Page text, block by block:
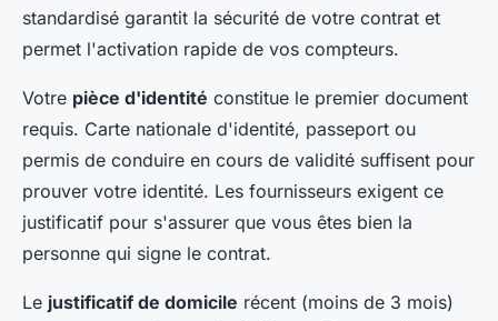
standardisé garantit la sécurité de votre contrat et
permet l'activation rapide de vos compteurs.
Votre pièce d'identité constitue le premier document
requis. Carte nationale d'identité, passeport ou
permis de conduire en cours de validité suffisent pour
prouver votre identité. Les fournisseurs exigent ce
justificatif pour s'assurer que vous êtes bien la
personne qui signe le contrat.
Le justificatif de domicile récent (moins de 3 mois)